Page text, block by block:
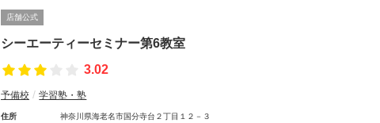
店舗公式
シーエーティーセミナー第6教室
3.02
予備校 学習塾・塾
住所 神奈川県海老名市国分寺台２丁目１２－３